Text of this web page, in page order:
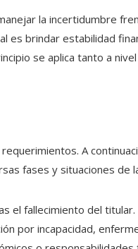
la incertidumbre
es brindar estabilidad
se aplica tanto a
A
fases y situaciones de
el fallecimiento del
por incapacidad,